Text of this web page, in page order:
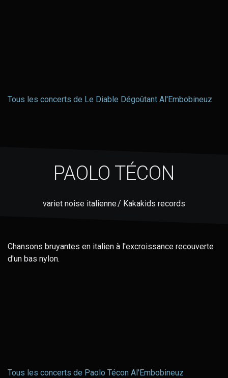
Tous les concerts de Le Diable Dégoûtant Al'Embobineuz
PAOLO TÉCON
variet noise italienne / Kakakids records
Chansons bruyantes en italien à l'excroissance recouverte
d'un bas nylon.
Tous les concerts de Paolo Técon Al'Embobineuz